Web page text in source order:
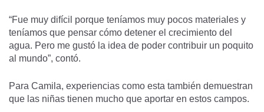
“Fue muy difícil porque teníamos muy pocos materiales y
teníamos que pensar cómo detener el crecimiento del
agua. Pero me gustó la idea de poder contribuir un poquito
al mundo”, contó.
Para Camila, experiencias como esta también demuestran
que las niñas tienen mucho que aportar en estos campos.